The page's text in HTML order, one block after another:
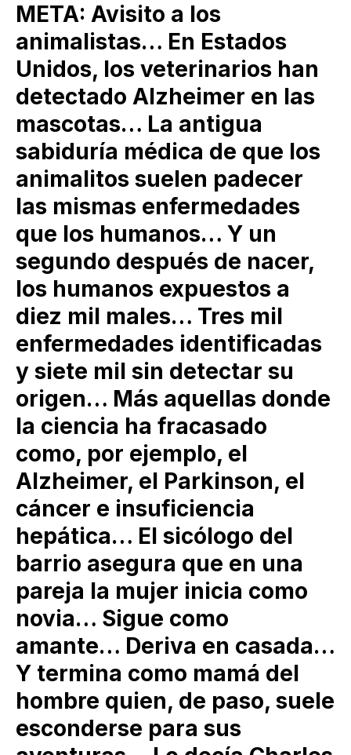
META: Avisito a los
animalistas… En Estados
Unidos, los veterinarios han
detectado Alzheimer en las
mascotas… La antigua
sabiduría médica de que los
animalitos suelen padecer
las mismas enfermedades
que los humanos… Y un
segundo después de nacer,
los humanos expuestos a
diez mil males… Tres mil
enfermedades identificadas
y siete mil sin detectar su
origen… Más aquellas donde
la ciencia ha fracasado
como, por ejemplo, el
Alzheimer, el Parkinson, el
cáncer e insuficiencia
hepática… El sicólogo del
barrio asegura que en una
pareja la mujer inicia como
novia… Sigue como
amante… Deriva en casada…
Y termina como mamá del
hombre quien, de paso, suele
esconderse para sus